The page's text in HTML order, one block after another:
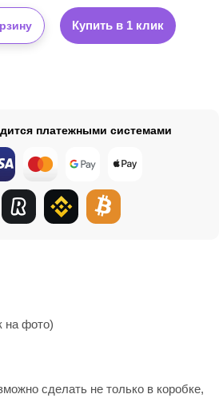
Купить в 1 клик
на фото)
сделать не только в коробке,
платежными системами